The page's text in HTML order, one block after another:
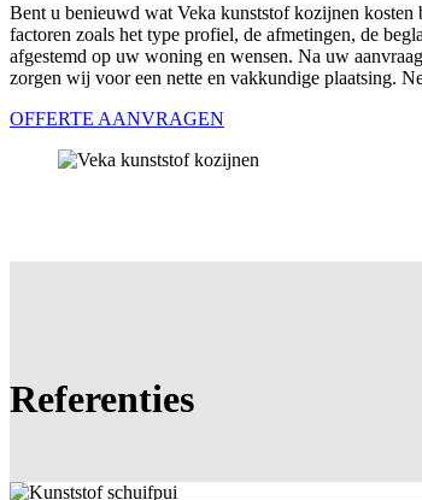
Bent u benieuwd wat Veka kunststof kozijnen
factoren zoals het type profiel, de afmetingen, de
afgestemd op uw woning en wensen. Na uw
zorgen wij voor een nette en vakkundige plaatsing.
OFFERTE AANVRAGEN
Referenties